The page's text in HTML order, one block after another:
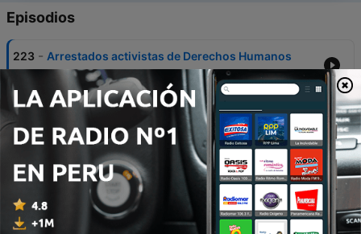
Episodios
223 - Arrestados activistas de Derechos Humanos
222 - Otro activista de UNPACU agredido a
02 dic. 2013
221 - Lo que no se dice ni se reconoce
220 - Delincuentes internacionales